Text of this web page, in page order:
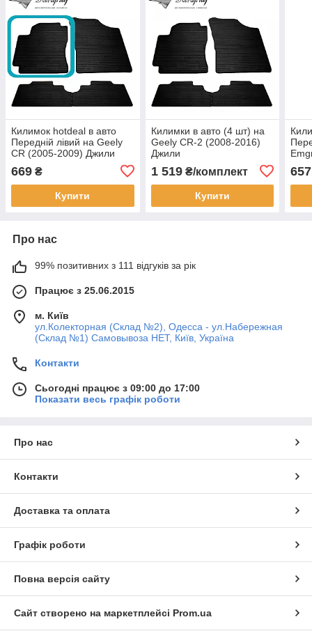
Килимок hotdeal в авто
Передній лівий на Geely
CR (2005-2009) Джили
669 ₴
Купити
Килимки в авто (4 шт) на
Geely CR-2 (2008-2016)
Джили
1 519₴/комплект
Купити
657
Про нас
99% позитивних з 111 відгуків за рік
Працює з 25.06.2015
м. Київ
ул.Колекторная (Склад №2), Одесса - ул.Набережная
(Склад №1) Самовывоза НЕТ, Київ, Україна
Контакти
Сьогодні працює з 09:00 до 17:00
Показати весь графік роботи
Про нас
Контакти
Доставка та оплата
Графік роботи
Повна версія сайту
Сайт створено на маркетплейсі Prom.ua